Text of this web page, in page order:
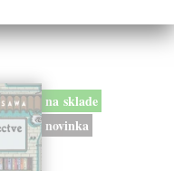
na sklade
novinka